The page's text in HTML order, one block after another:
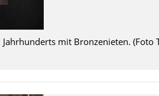
mit Bronzenieten. (Foto